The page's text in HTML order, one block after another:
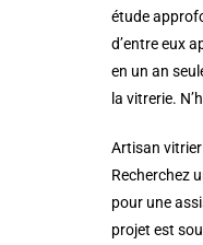
étude
d’entre eux
en un an
la vitrerie.
Artisan
Recherchez
pour une
projet est